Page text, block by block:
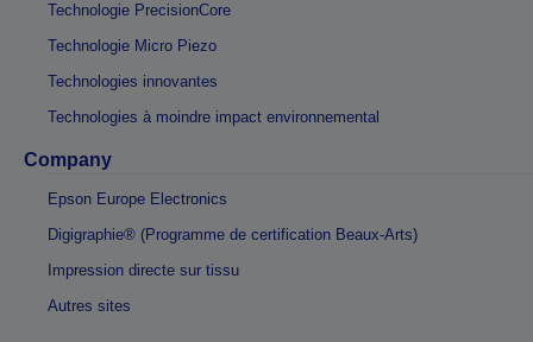
Technologie PrecisionCore
Technologie Micro Piezo
Technologies innovantes
Technologies à moindre impact environnemental
Company
Epson Europe Electronics
Digigraphie® (Programme de certification Beaux-Arts)
Impression directe sur tissu
Autres sites